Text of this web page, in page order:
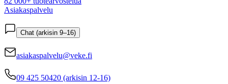
Asiakaspalvelu
Chat (arkisin 9–16)
asiakaspalvelu@veke.fi
09 425 50420 (arkisin 12-16)